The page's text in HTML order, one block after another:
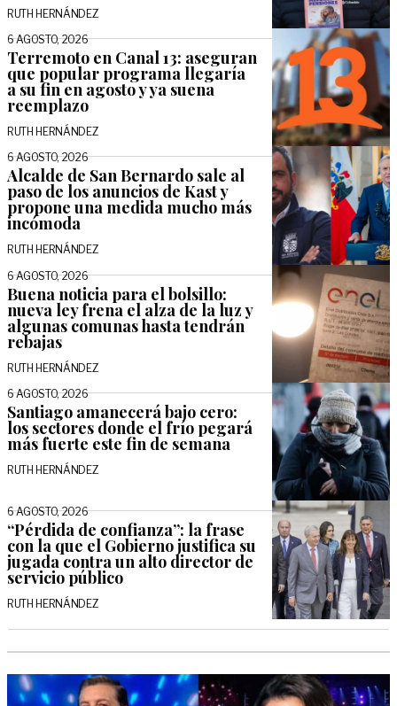
RUTH HERNÁNDEZ
6 AGOSTO, 2026
Terremoto en Canal 13: aseguran
que popular programa llegaría
a su fin en agosto y ya suena
reemplazo
RUTH HERNÁNDEZ
6 AGOSTO, 2026
Alcalde de San Bernardo sale al
paso de los anuncios de Kast y
propone una medida mucho más
incómoda
RUTH HERNÁNDEZ
6 AGOSTO, 2026
Buena noticia para el bolsillo:
nueva ley frena el alza de la luz y
algunas comunas hasta tendrán
rebajas
RUTH HERNÁNDEZ
6 AGOSTO, 2026
Santiago amanecerá bajo cero:
los sectores donde el frío pegará
más fuerte este fin de semana
RUTH HERNÁNDEZ
6 AGOSTO, 2026
“Pérdida de confianza”: la frase
con la que el Gobierno justifica su
jugada contra un alto director de
servicio público
RUTH HERNÁNDEZ